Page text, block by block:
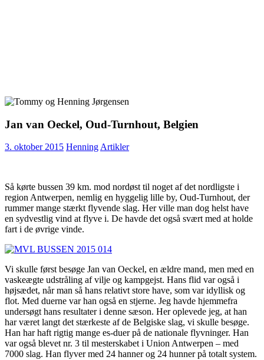
Jan van Oeckel, Oud-Turnhout, Belgien
3. oktober 2015 HenningArtikler
Så kørte bussen 39 km. mod nordøst til noget af det nordligste i
region Antwerpen, nemlig en hyggelig lille by, Oud-Turnhout, der
rummer mange stærkt flyvende slag. Her ville man dog helst have
en sydvestlig vind at flyve i. De havde det også svært med at holde
fart i de øvrige vinde.
Vi skulle først besøge Jan van Oeckel, en ældre mand, men med en
vaskeægte udstråling af vilje og kampgejst. Hans flid var også i
højsædet, når man så hans relativt store have, som var idyllisk og
flot. Med duerne var han også en stjerne. Jeg havde hjemmefra
undersøgt hans resultater i denne sæson. Her oplevede jeg, at han
har været langt det stærkeste af de Belgiske slag, vi skulle besøge.
Han har haft rigtig mange es-duer på de nationale flyvninger. Han
var også blevet nr. 3 til mesterskabet i Union Antwerpen – med
7000 slag. Han flyver med 24 hanner og 24 hunner på totalt system.